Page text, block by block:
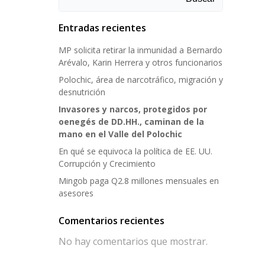
Entradas recientes
MP solicita retirar la inmunidad a Bernardo
Arévalo, Karin Herrera y otros funcionarios
Polochic, área de narcotráfico, migración y
desnutrición
Invasores y narcos, protegidos por
oenegés de DD.HH., caminan de la
mano en el Valle del Polochic
En qué se equivoca la política de EE. UU.
Corrupción y Crecimiento
Mingob paga Q2.8 millones mensuales en
asesores
Comentarios recientes
No hay comentarios que mostrar.